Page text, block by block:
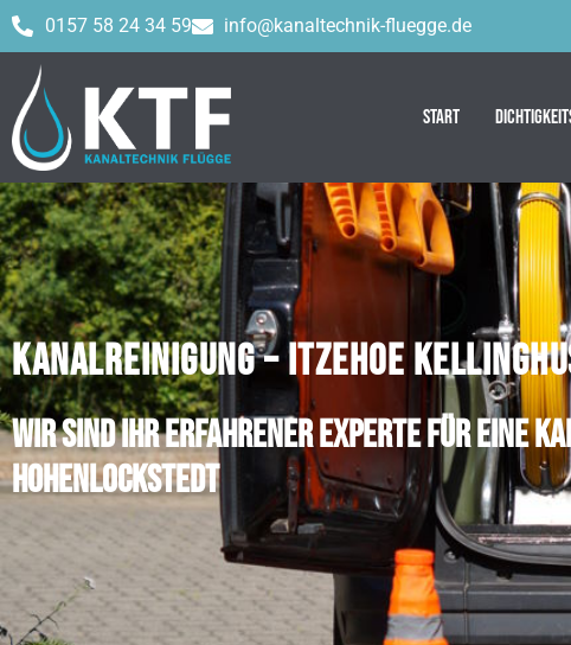
0157 58 24 34 59 info@kanaltechnik-fluegge.de
Start
KANALREINIGUNG – ITZEHOE
Wir sind Ihr erfahrener Experte für eine
Hohenlockstedt